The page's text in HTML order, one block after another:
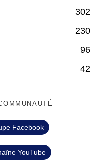
302
230
96
42
Facebook
YouTube